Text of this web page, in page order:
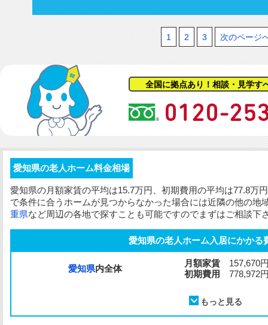
1 2 3 次のページ
全国に拠点あり！相談・見学す
愛知県の老人ホーム料金相場
愛知県の月額家賃の平均は15.7万円、 初期費用の平均は77.8万
で条件に合うホームが見つからなかった場合には近隣の他の地
重県など周辺の各地で探すことも可能ですのでまずはご相談下
愛知県の老人ホーム入居にかかる
愛知県内全体
月額家賃 157,670
初期費用
778,972